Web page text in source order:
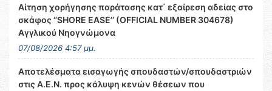
Αίτηση χορήγησης παράτασης κατ΄ εξαίρεση αδείας στο
σκάφος ‘’SHORE EASE’’ (OFFICIAL NUMBER 304678)
Αγγλικού Νηογνώμονα
07/08/2026 4:57 μμ.
Αποτελέσματα εισαγωγής σπουδαστών/σπουδαστριών
στις Α.Ε.Ν. προς κάλυψη κενών θέσεων που